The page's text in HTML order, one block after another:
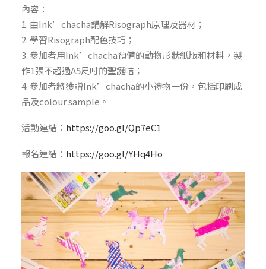
內容：
1. 由Ink’chacha講解Risograph原理及器材；
2. 學習Risograph配色技巧；
3. 參加者用Ink’chacha預備的動物形狀紙版和材料，製
作1張不超過A5尺吋的聖誕咭；
4. 參加者將獲贈Ink’chacha的小禮物一份，包括印刷成
品及colour sample。
活動連結： https://goo.gl/Qp7eC1
報名連結： https://goo.gl/YHq4Ho